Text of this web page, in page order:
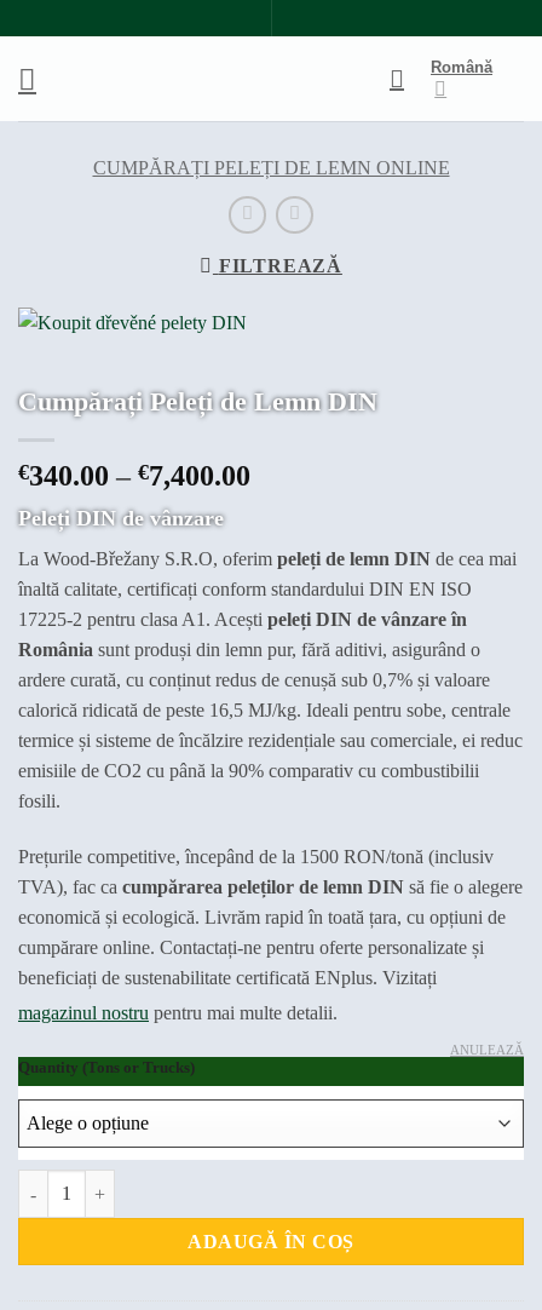
content
Română
CUMPĂRAȚI PELEȚI DE LEMN ONLINE
FILTREAZĂ
Cumpărați Peleți de Lemn DIN
€340.00 – €7,400.00
€340.00
până
la
€7,400.00
Peleți DIN de vânzare
La Wood-Břežany S.R.O, oferim peleți de lemn DIN de cea mai
înaltă calitate, certificați conform standardului DIN EN ISO
17225-2 pentru clasa A1. Acești peleți DIN de vânzare în
România sunt produși din lemn pur, fără aditivi, asigurând o
ardere curată, cu conținut redus de cenușă sub 0,7% și valoare
calorică ridicată de peste 16,5 MJ/kg. Ideali pentru sobe, centrale
termice și sisteme de încălzire rezidențiale sau comerciale, ei reduc
emisiile de CO2 cu până la 90% comparativ cu combustibilii
fosili.
Prețurile competitive, începând de la 1500 RON/tonă (inclusiv
TVA), fac ca cumpărarea peleților de lemn DIN să fie o alegere
economică și ecologică. Livrăm rapid în toată țara, cu opțiuni de
cumpărare online. Contactați-ne pentru oferte personalizate și
beneficiați de sustenabilitate certificată ENplus. Vizitați
magazinul nostru pentru mai multe detalii.
Quantity (Tons or Trucks)
ANULEAZĂ
Cantitate Cumpărați Peleți de Lemn DIN
ADAUGĂ ÎN COȘ